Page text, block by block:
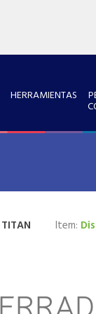
HERRAMIENTAS
TITAN Item: